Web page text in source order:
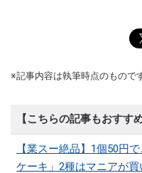
※記事内容は執筆時点のもので
【こちらの記事もおすすめ
【業スー絶品】1個50円
ケーキ」2種はマニアが